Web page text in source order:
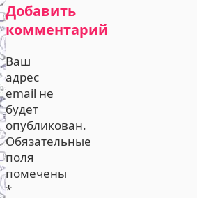
Добавить
комментарий
Ваш
адрес
email не
будет
опубликован.
Обязательные
поля
помечены
*